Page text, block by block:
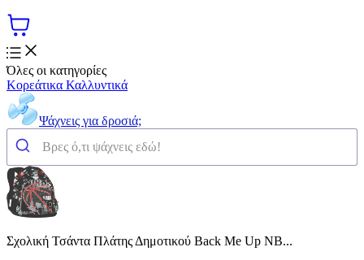
Όλες οι κατηγορίες
Κορεάτικα Καλλυντικά
Ψάχνεις για δροσιά;
Σχολική Τσάντα Πλάτης Δημοτικού Back Me Up NB...